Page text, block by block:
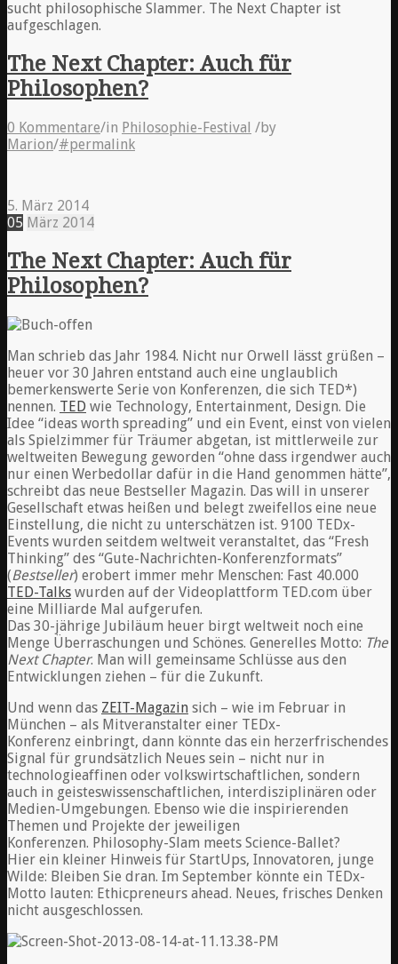
sucht philosophische Slammer. The Next Chapter ist
aufgeschlagen.
The Next Chapter: Auch für
Philosophen?
0 Kommentare/in Philosophie-Festival /by
Marion/#permalink
5. März 2014
05 März 2014
The Next Chapter: Auch für
Philosophen?
Man schrieb das Jahr 1984. Nicht nur Orwell lässt grüßen –
heuer vor 30 Jahren entstand auch eine unglaublich
bemerkenswerte Serie von Konferenzen, die sich TED*)
nennen. TED wie Technology, Entertainment, Design. Die
Idee “ideas worth spreading” und ein Event, einst von vielen
als Spielzimmer für Träumer abgetan, ist mittlerweile zur
weltweiten Bewegung geworden “ohne dass irgendwer auch
nur einen Werbedollar dafür in die Hand genommen hätte”,
schreibt das neue Bestseller Magazin. Das will in unserer
Gesellschaft etwas heißen und belegt zweifellos eine neue
Einstellung, die nicht zu unterschätzen ist. 9100 TEDx-
Events wurden seitdem weltweit veranstaltet, das “Fresh
Thinking” des “Gute-Nachrichten-Konferenzformats”
(Bestseller) erobert immer mehr Menschen: Fast 40.000
TED-Talks wurden auf der Videoplattform TED.com über
eine Milliarde Mal aufgerufen.
Das 30-jährige Jubiläum heuer birgt weltweit noch eine
Menge Überraschungen und Schönes. Generelles Motto: The
Next Chapter. Man will gemeinsame Schlüsse aus den
Entwicklungen ziehen – für die Zukunft.
Und wenn das ZEIT-Magazin sich – wie im Februar in
München – als Mitveranstalter einer TEDx-
Konferenz einbringt, dann könnte das ein herzerfrischendes
Signal für grundsätzlich Neues sein – nicht nur in
technologieaffinen oder volkswirtschaftlichen, sondern
auch in geisteswissenschaftlichen, interdisziplinären oder
Medien-Umgebungen. Ebenso wie die inspirierenden
Themen und Projekte der jeweiligen
Konferenzen. Philosophy-Slam meets Science-Ballet?
Hier ein kleiner Hinweis für StartUps, Innovatoren, junge
Wilde: Bleiben Sie dran. Im September könnte ein TEDx-
Motto lauten: Ethicpreneurs ahead. Neues, frisches Denken
nicht ausgeschlossen.